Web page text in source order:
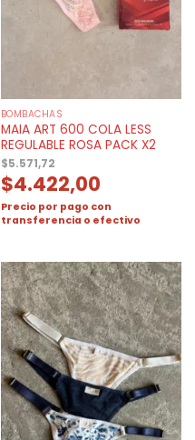
BOMBACHAS
MAIA ART 600 COLA LESS
REGULABLE ROSA PACK X2
$5.571,72
$4.422,00
Precio por pago con
transferencia o efectivo